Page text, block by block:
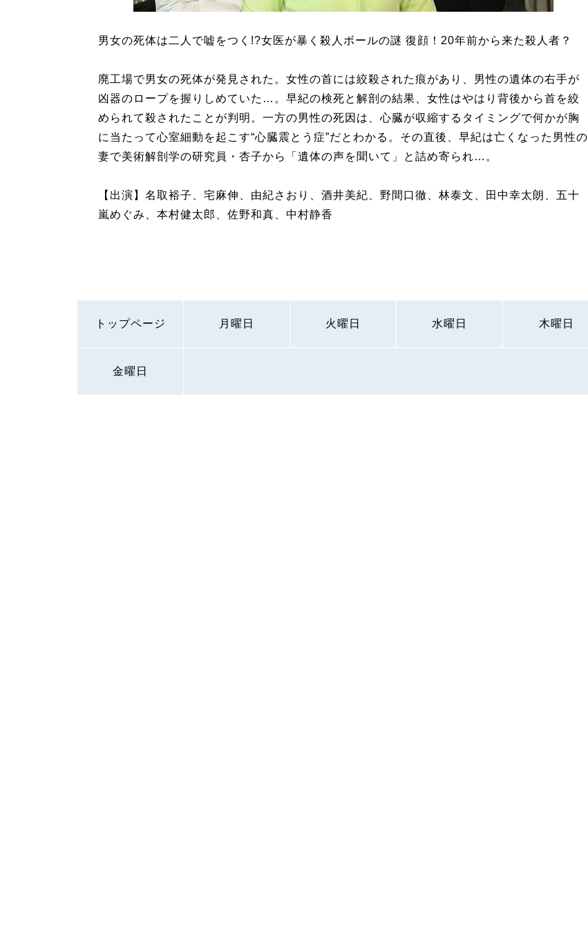
男女の死体は二人で嘘をつく!?女医が暴く殺人ボールの謎 復顔！20年前から来た殺人者？
廃工場で男女の死体が発見された。女性の首には絞殺された痕があり、男性の遺体の右手が
凶器のロープを握りしめていた…。早紀の検死と解剖の結果、女性はやはり背後から首を絞
められて殺されたことが判明。一方の男性の死因は、心臓が収縮するタイミングで何かが胸
に当たって心室細動を起こす“心臓震とう症”だとわかる。その直後、早紀は亡くなった男性の
妻で美術解剖学の研究員・杏子から「遺体の声を聞いて」と詰め寄られ…。
【出演】名取裕子、宅麻伸、由紀さおり、酒井美紀、野間口徹、林泰文、田中幸太朗、五十
嵐めぐみ、本村健太郎、佐野和真、中村静香
トップページ 月曜日 火曜日 水曜日 木曜日
金曜日